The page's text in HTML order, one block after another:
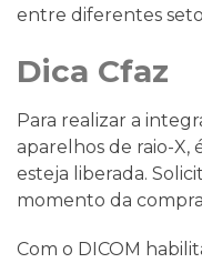
entre diferentes
Dica Cfaz
Para realizar a
aparelhos de raio-X,
esteja liberada.
momento da
Com o DICOM